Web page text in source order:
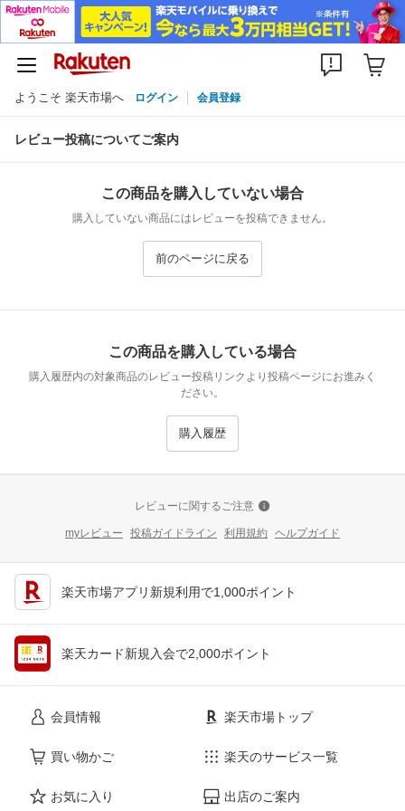
ようこそ 楽天市場へ ログイン 会員登録
レビュー投稿についてご案内
この商品を購入していない場合
購入していない商品にはレビューを投稿できません。
前のページに戻る
この商品を購入している場合
購入履歴内の対象商品のレビュー投稿リンクより投稿ページにお進みく
ださい。
購入履歴
レビューに関するご注意
myレビュー 投稿ガイドライン 利用規約 ヘルプガイド
楽天市場アプリ新規利用で1,000ポイント
楽天カード新規入会で2,000ポイント
会員情報
買い物かご
お気に入り
楽天市場トップ
楽天のサービス一覧
出店のご案内